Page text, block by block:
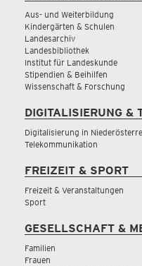
Aus- und Weiterbildung
Kindergärten & Schulen
Landesarchiv
Landesbibliothek
Institut für Landeskunde
Stipendien & Beihilfen
Wissenschaft & Forschung
DIGITALISIERUNG &
Digitalisierung in
Telekommunikation
FREIZEIT & SPORT
Freizeit & Veranstaltungen
Sport
GESELLSCHAFT &
Familien
Frauen